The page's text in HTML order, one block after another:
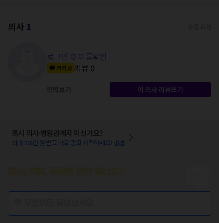
의사 1
로그인 후 이름확인
카카오 리뷰 0
약력보기 이 의사 리뷰쓰기
혹시 의사·병원관계자 이신가요?
최대 200만원 받고 바로 광고 시작하세요! 💰💰